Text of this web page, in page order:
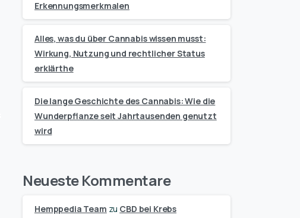
Erkennungsmerkmalen
Alles, was du über Cannabis wissen musst:
Wirkung, Nutzung und rechtlicher Status
erklärthe
Die lange Geschichte des Cannabis: Wie die
Wunderpflanze seit Jahrtausenden genutzt
wird
Neueste Kommentare
Hemppedia Team zu CBD bei Krebs